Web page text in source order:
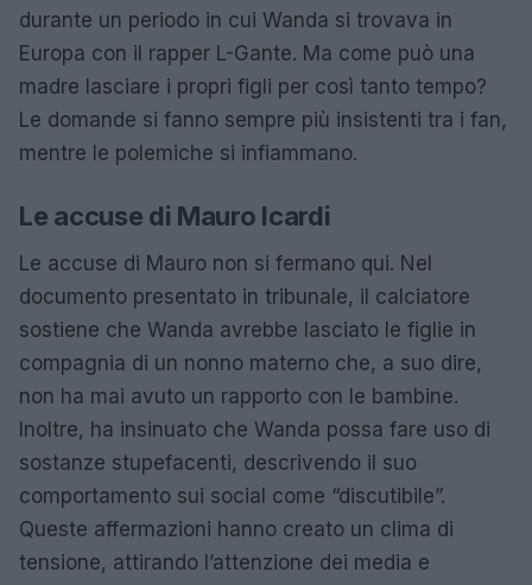
durante un periodo in cui Wanda si trovava in
Europa con il rapper L-Gante. Ma come può una
madre lasciare i propri figli per così tanto tempo?
Le domande si fanno sempre più insistenti tra i fan,
mentre le polemiche si infiammano.
Le accuse di Mauro Icardi
Le accuse di Mauro non si fermano qui. Nel
documento presentato in tribunale, il calciatore
sostiene che Wanda avrebbe lasciato le figlie in
compagnia di un nonno materno che, a suo dire,
non ha mai avuto un rapporto con le bambine.
Inoltre, ha insinuato che Wanda possa fare uso di
sostanze stupefacenti, descrivendo il suo
comportamento sui social come “discutibile”.
Queste affermazioni hanno creato un clima di
tensione, attirando l’attenzione dei media e